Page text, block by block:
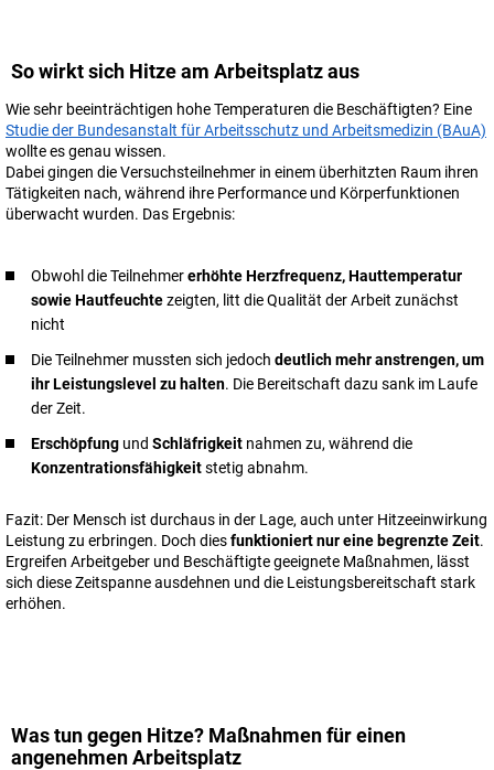
So wirkt sich Hitze am Arbeitsplatz aus
Wie sehr beeinträchtigen hohe Temperaturen die Beschäftigten? Eine
Studie der Bundesanstalt für Arbeitsschutz und Arbeitsmedizin (BAuA)
wollte es genau wissen.
Dabei gingen die Versuchsteilnehmer in einem überhitzten Raum ihren
Tätigkeiten nach, während ihre Performance und Körperfunktionen
überwacht wurden. Das Ergebnis:
Obwohl die Teilnehmererhöhte Herzfrequenz, Hauttemperatur
sowie Hautfeuchtezeigten, litt die Qualität der Arbeit zunächst
nicht
Die Teilnehmer mussten sich jedoch deutlich mehr anstrengen, um
ihr Leistungslevel zu halten. Die Bereitschaft dazu sank im Laufe
der Zeit.
Erschöpfung und Schläfrigkeit nahmen zu, während die
Konzentrationsfähigkeitstetig abnahm.
Fazit: Der Mensch ist durchaus in der Lage, auch unter Hitzeeinwirkung
Leistung zu erbringen. Doch diesfunktioniert nur eine begrenzte Zeit.
Ergreifen Arbeitgeber und Beschäftigte geeignete Maßnahmen, lässt
sich diese Zeitspanne ausdehnen und die Leistungsbereitschaft stark
erhöhen.
Was tun gegen Hitze? Maßnahmen für einen
angenehmen Arbeitsplatz